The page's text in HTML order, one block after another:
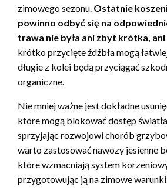
zimowego sezonu. Ostatnie
powinno odbyć się na
trawa nie była ani zbyt krótka, ani
krótko przycięte źdźbła mogą
długie z kolei będą przyciągać
organiczne.
Nie mniej ważne jest dokładne
które mogą blokować dostęp
sprzyjając rozwojowi chorób
warto zastosować nawozy jesienne
które wzmacniają system
przygotowując ją na zimowe